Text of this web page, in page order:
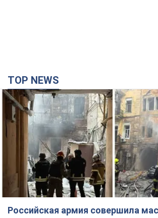
TOP NEWS
Российская армия совершила